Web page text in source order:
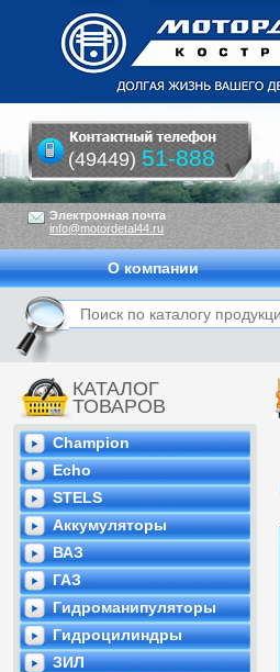
КАТАЛОГ
ТОВАРОВ
Champion
Echo
STELS
Аккумуляторы
ВАЗ
ГАЗ
Гидроманипуляторы
Гидроцилиндры
ЗИЛ
Электронная почта
info@motordetal44.ru
(49449) 51-888
О компании